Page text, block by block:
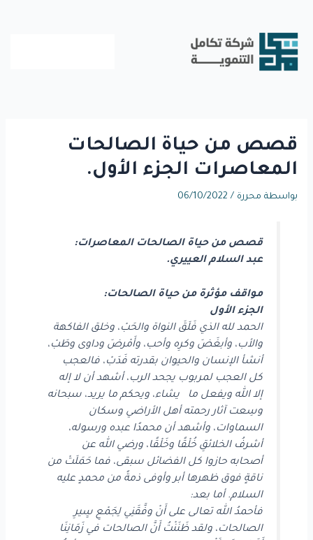
المحتوى
قصص من حياة الصالحات
المعاصرات الجزء الأول.
بواسطة محررة /
06/10/2022
قصص من حياة الصالحات المعاصرات:
عبد السلام العييري.
مواقف مؤثرة من حياة الصالحات:
الجزء الأول
الحمد لله الذي فَلَقَ النواة والحَبْ، وخلق الفاكهة
والأب، وأبغَضَ وكرِه وأحب، وأَمْرضَ وداوى وطَبْ،
أنشأ الإنسان والحيوان بقدرته فَدَبْ، فالعجب
كل العجب لمربوب يجحد الرب، أشهد أن لا إله
إلا الله ويفعل ما يشاء، ويحكم ما يريد، سبحانه
وسِعت آثار رحمته أهل الأراضي وسكان
السماوات، وأشهد أن محمدًا عبده ورسوله،
أشرفُ الخلائقِ خُلْقًا وخَلْقًا، ورضي الله عن
أصحابه حازوا كل الفضائل سبقى، فما حَمَلَتْ من
ناقةٍ فوق ظهرها أبر وأوفى ذمةً من محمدٍ عليه
السلام. أما بعد:
فأحمدُ الله تعالى على أَنْ وفَّقَنِي لِجَمْعِ سِِيرِ
الصالحات، ولقد ظَنَنْتُ أَنَّ الصالحات في زَمَانِنَا